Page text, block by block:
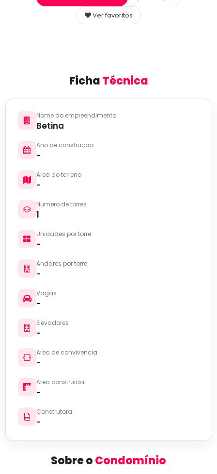
Ver favoritos
FichaTécnica
Nome do empreendimento
Betina
Ano de construcao
-
Area do terreno
-
Numero de torres
1
Unidades por torre
-
Andares por torre
-
Vagas
-
Elevadores
-
Area de convivencia
-
Area construida
-
Construtora
-
Sobre oCondomínio